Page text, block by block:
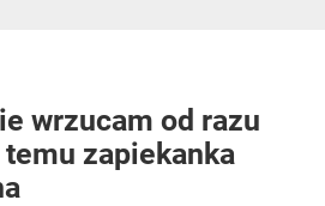
wrzucam od razu
zapiekanka